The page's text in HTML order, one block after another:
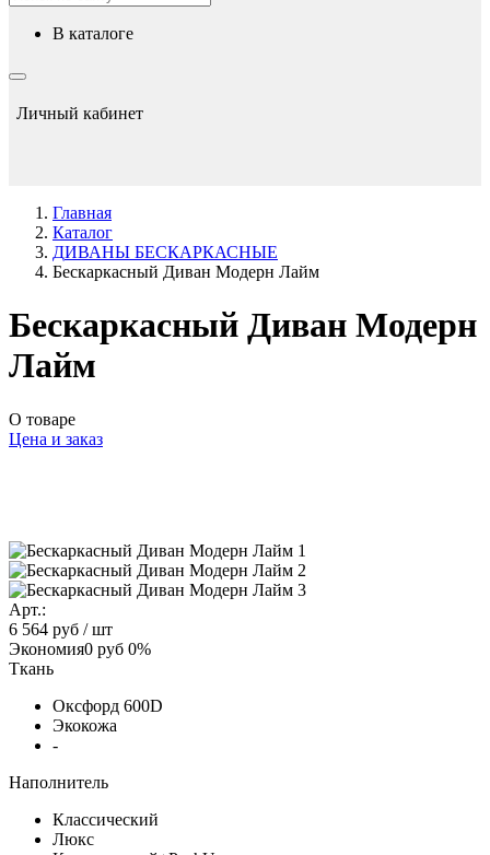
в каталоге
Личный кабинет
Главная
Каталог
ДИВАНЫ БЕСКАРКАСНЫЕ
Бескаркасный Диван Модерн Лайм
Бескаркасный Диван Модерн
Лайм
О товаре
Цена и заказ
Арт.:
6 564 руб / шт
Экономия0 руб 0%
Ткань
Оксфорд 600D
Экокожа
-
Наполнитель
Классический
Люкс